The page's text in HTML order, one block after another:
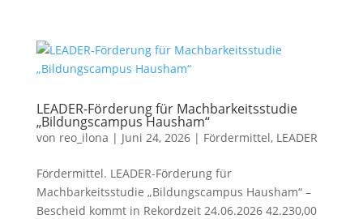
LEADER-Förderung für Machbarkeitsstudie
„Bildungscampus Hausham“
von reo_ilona | Juni 24, 2026| Fördermittel, LEADER
Fördermittel. LEADER-Förderung für
Machbarkeitsstudie „Bildungscampus Hausham“ –
Bescheid kommt in Rekordzeit 24.06.2026 42.230,00